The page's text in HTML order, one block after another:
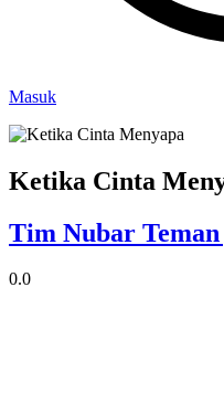
Masuk
Ketika Cinta
Tim Nubar
0.0